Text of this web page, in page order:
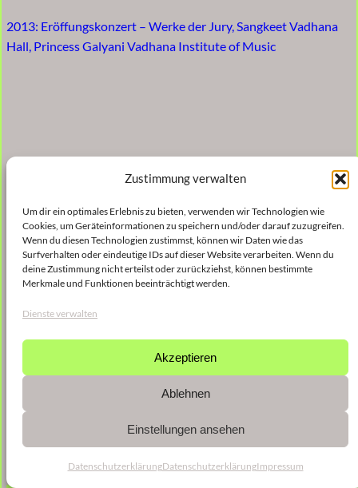
Zustimmung verwalten
Um dir ein optimales Erlebnis zu bieten, verwenden wir Technologien wie
Cookies, um Geräteinformationen zu speichern und/oder darauf zuzugreifen.
Wenn du diesen Technologien zustimmst, können wir Daten wie das
Surfverhalten oder eindeutige IDs auf dieser Website verarbeiten. Wenn du
deine Zustimmung nicht erteilst oder zurückziehst, können bestimmte
Merkmale und Funktionen beeinträchtigt werden.
Dienste verwalten
Akzeptieren
Ablehnen
Einstellungen ansehen
DatenschutzerklärungDatenschutzerklärungImpressum
2013: Eröffungskonzert – Werke der Jury, Sangkeet Vadhana
Hall, Princess Galyani Vadhana Institute of Music